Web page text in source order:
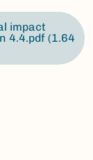
impact
4.4.pdf (1.64